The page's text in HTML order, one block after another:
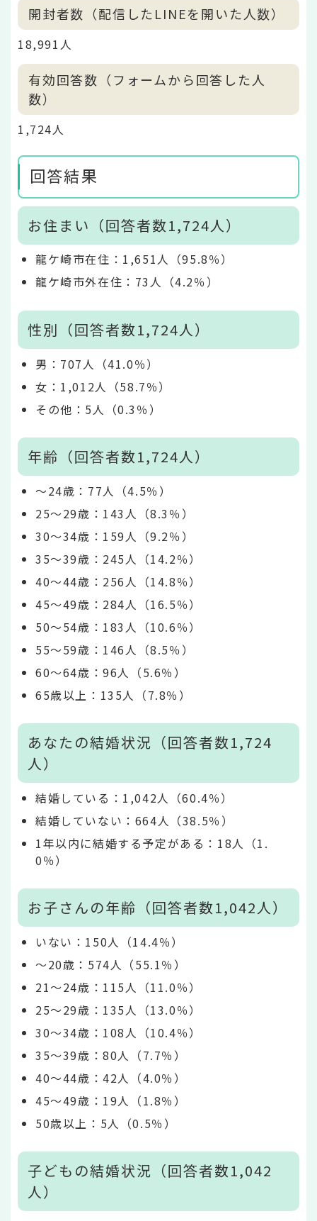
開封者数（配信したLINEを開いた人数）
18,991人
有効回答数（フォームから回答した人
数）
1,724人
回答結果
お住まい（回答者数1,724人）
龍ケ崎市在住：1,651人（95.8％）
龍ケ崎市外在住：73人（4.2％）
性別（回答者数1,724人）
男：707人（41.0％）
女：1,012人（58.7％）
その他：5人（0.3％）
年齢（回答者数1,724人）
～24歳：77人（4.5％）
25～29歳：143人（8.3％）
30～34歳：159人（9.2％）
35～39歳：245人（14.2％）
40～44歳：256人（14.8％）
45～49歳：284人（16.5％）
50～54歳：183人（10.6％）
55～59歳：146人（8.5％）
60～64歳：96人（5.6％）
65歳以上：135人（7.8％）
あなたの結婚状況（回答者数1,724
人）
結婚している：1,042人（60.4％）
結婚していない：664人（38.5％）
1年以内に結婚する予定がある：18人（1.
0％）
お子さんの年齢（回答者数1,042人）
いない：150人（14.4％）
～20歳：574人（55.1％）
21～24歳：115人（11.0％）
25～29歳：135人（13.0％）
30～34歳：108人（10.4％）
35～39歳：80人（7.7％）
40～44歳：42人（4.0％）
45～49歳：19人（1.8％）
50歳以上：5人（0.5％）
子どもの結婚状況（回答者数1,042
人）